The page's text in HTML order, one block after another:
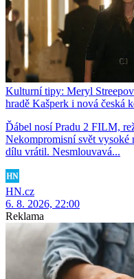
Kulturní tipy: Meryl
hradě Kašperk i nová česká
Ďábel nosí Pradu 2 FILM,
Nekompromisní svět vysoké
dílu vrátil. Nesmlouvavá...
HN.cz
6. 8. 2026, 22:00
Reklama